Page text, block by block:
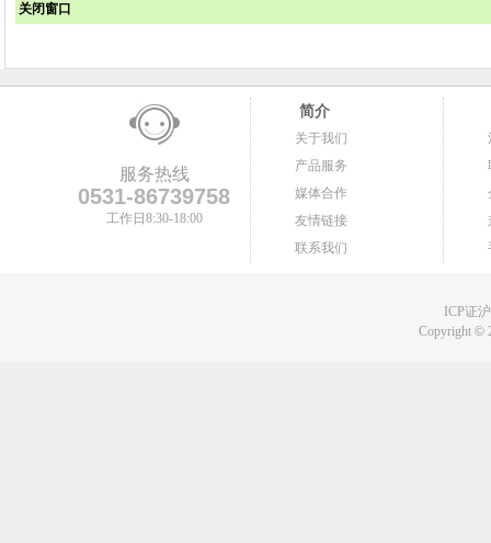
关闭窗口
服务热线
0531-86739758
工作日8:30-18:00
简介
关于我们
产品服务
媒体合作
友情链接
联系我们
ICP证
Copyright ©